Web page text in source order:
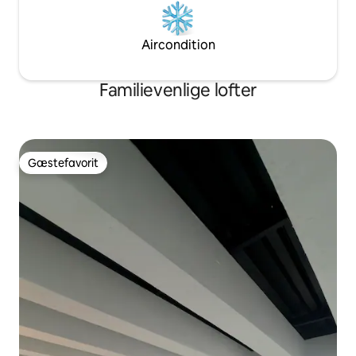
Aircondition
Familievenlige lofter
Gæstefavorit
Gæstefavorit